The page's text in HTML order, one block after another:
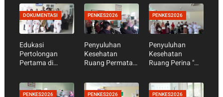
DOKUMENTASI
Edukasi
Pertolongan
Pertama di
Peringatan Hari
PENKES2026
Penyuluhan
Kesehatan
Ruang Permata
Bahaya Bayi
PENKES2026
Penyuluhan
Kesehatan
Ruang Perina "
Kembang
PENKES2026 PENKES2026 PENKES2026